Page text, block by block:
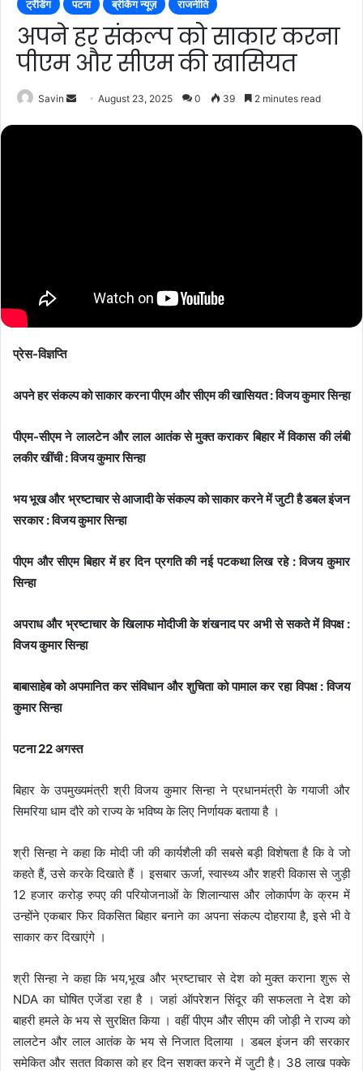
ट्रेंडिंग पटना ब्रेकिंग न्यूज़ राजनीति
अपने हर संकल्प को साकार करना
पीएम और सीएम की खासियत
Savin
SendAugust 23, 2025 0 39 2 minutes read
प्रेस-विज्ञप्ति
अपने हर संकल्प को साकार करना पीएम और सीएम की खासियत : विजय कुमार सिन्हा
पीएम-सीएम ने लालटेन और लाल आतंक से मुक्त कराकर बिहार में विकास की लंबी
लकीर खींची : विजय कुमार सिन्हा
भय भूख और भ्रष्टाचार से आजादी के संकल्प को साकार करने में जुटी है डबल इंजन
सरकार : विजय कुमार सिन्हा
पीएम और सीएम बिहार में हर दिन प्रगति की नई पटकथा लिख रहे : विजय कुमार
सिन्हा
अपराध और भ्रष्टाचार के खिलाफ मोदीजी के शंखनाद पर अभी से सकते में विपक्ष :
विजय कुमार सिन्हा
बाबासाहेब को अपमानित कर संविधान और शुचिता को पामाल कर रहा विपक्ष : विजय
कुमार सिन्हा
पटना 22 अगस्त
बिहार के उपमुख्यमंत्री श्री विजय कुमार सिन्हा ने प्रधानमंत्री के गयाजी और
सिमरिया धाम दौरे को राज्य के भविष्य के लिए निर्णायक बताया है ।
श्री सिन्हा ने कहा कि मोदी जी की कार्यशैली की सबसे बड़ी विशेषता है कि वे जो
कहते हैं, उसे करके दिखाते हैं । इसबार ऊर्जा, स्वास्थ्य और शहरी विकास से जुड़ी
12 हजार करोड़ रुपए की परियोजनाओं के शिलान्यास और लोकार्पण के क्रम में
उन्होंने एकबार फिर विकसित बिहार बनाने का अपना संकल्प दोहराया है, इसे भी वे
साकार कर दिखाएंगे ।
श्री सिन्हा ने कहा कि भय,भूख और भ्रष्टाचार से देश को मुक्त कराना शुरू से
NDA का घोषित एजेंडा रहा है । जहां ऑपरेशन सिंदूर की सफलता ने देश को
बाहरी हमले के भय से सुरक्षित किया । वहीं पीएम और सीएम की जोड़ी ने राज्य को
लालटेन और लाल आतंक के भय से निजात दिलाया । डबल इंजन की सरकार
समेकित और सतत विकास को हर दिन सशक्त करने में जुटी है। 38 लाख पक्के